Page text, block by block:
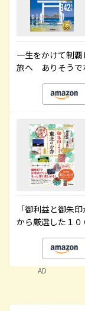
一生をかけて制
旅へ ありそうで
「御利益と御朱
から厳選した１０
AD